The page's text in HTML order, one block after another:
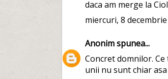
daca am merge la
miercuri, 8 decembrie
Anonimspunea...
Concret domnilor. Ce
unii nu sunt chiar